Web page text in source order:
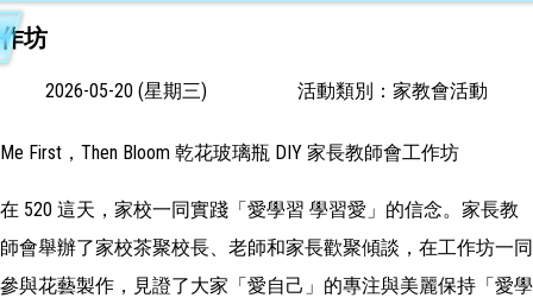
作坊
2026-05-20 (星期三) 活動類別：家教會活動
Me First，Then Bloom 乾花玻璃瓶 DIY 家長教師會工作坊
在 520 這天，家校一同實踐「愛學習 學習愛」的信念。家長教
師會舉辦了家校茶聚校長、老師和家長歡聚傾談，在工作坊一同
參與花藝製作，見證了大家「愛自己」的專注與美麗保持「愛學